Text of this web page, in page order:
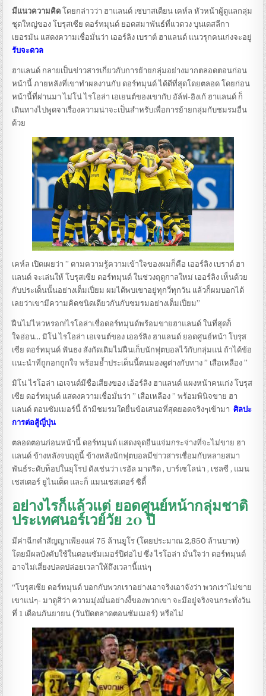
มีแนวความคิด โดยกล่าวว่า ฮาแลนด์ เซบาสเตียน เคห์ล หัวหน้าผู้ดูแลกลุ่ม
ชุดใหญ่ของ โบรุสเซีย ดอร์ทมุนด์ ยอดสมาพันธ์ที่แวดวง บุนเดสลีกา
เยอรมัน แสดงความเชื่อมั่นว่า เออร์ลิง เบราต์ ฮาแลนด์ แนวรุกคนเก่งจะอยู่
รับจะดวล
ฮาแลนด์ กลายเป็นข่าวสารเกี่ยวกับการย้ายกลุ่มอย่างมากตลอดตอนก่อน
หน้านี้ ภายหลังที่เขาทำผลงานกับ ดอร์ทมุนด์ ได้ดีที่สุดโดยตลอด โดยก่อน
หน้านี้ที่ผ่านมา ไม่โน่ ไรโอล่า เอเยนต์ของเขากับ อัล์ฟ-อิงเก้ ฮาแลนด์ ก็
เดินทางไปพูดจาเรื่องความน่าจะเป็นสำหรับเพื่อการย้ายกลุ่มกับชมรมอื่น
ด้วย
เคห์ล เปิดเผยว่า ” ตามความรู้ความเข้าใจของผมก็คือ เออร์ลิง เบราต์ ฮา
แลนด์ จะเล่นให้ โบรุสเซีย ดอร์ทมุนด์ ในช่วงฤดูกาลใหม่ เออร์ลิง เห็นด้วย
กับประเด็นนั้นอย่างเต็มเปี่ยม ผมได้พบเขาอยู่ทุกวี่ทุกวัน แล้วก็ผมบอกได้
เลยว่าเขามีความคิดชนิดเดียวกันกับชมรมอย่างเต็มเปี่ยม”
ฝืนไม่ไหวหรอก!ไรโอล่าเชื่อดอร์ทมุนด์พร้อมขายฮาแลนด์ ในที่สุดก็
ใจอ่อน… มิโน่ ไรโอล่า เอเจนต์ของ เออร์ลิง ฮาแลนด์ ยอดศูนย์หน้า โบรุส
เซีย ดอร์ทมุนด์ ฟันธง สังกัดเดิมไม่ฝืนเก็บนักฟุตบอลไว้กับกลุ่มแน่ ถ้าได้ข้อ
แนะนำที่ถูกอกถูกใจ พร้อมย้ำประเด็นนี้ตนมองดูต่างกับทาง ” เสือเหลือง ”
มิโน่ ไรโอล่า เอเจนต์มีชื่อเสียงของ เอ้อร์ลิง ฮาแลนด์ แผงหน้าคนเก่ง โบรุส
เซีย ดอร์ทมุนด์ แสดงความเชื่อมั่นว่า ” เสือเหลือง ” พร้อมพินิจขาย ฮา
แลนด์ ตอนซัมเมอร์นี้ ถ้ามีชมรมใดยื่นข้อเสนอที่สุดยอดจริงๆเข้ามาศิลปะ
การต่อสู้ญี่ปุ่น
ตลอดตอนก่อนหน้านี้ ดอร์ทมุนด์ แสดงจุดยืนแจ่มกระจ่างที่จะไม่ขาย ฮา
แลนด์ ข้างหลังจบฤดูนี้ ข้างหลังนักฟุตบอลมีข่าวสารเชื่อมกับหลายสมา
พันธ์ระดับท็อปในยุโรป ดังเช่นว่า เรอัล มาดริด , บาร์เซโลน่า , เชลซี , แมน
เชสเตอร์ ยูไนเต็ด และก็ แมนเชสเตอร์ ซิตี้่
อย่างไรก็แล้วแต่ ยอดศูนย์หน้ากลุ่มชาติ
ประเทศนอร์เวย์วัย 20 ปี
มีค่าฉีกคำสัญญาเพียงแค่ 75 ล้านยูโร (โดยประมาณ 2,850 ล้านบาท)
โดยมีผลบังคับใช้ในตอนซัมเมอร์ปีต่อไป ซึ่ง ไรโอล่า มั่นใจว่า ดอร์ทมุนด์
อาจไม่เสี่ยงปลดปล่อยเวลาให้ถึงเวลานี้แน่ๆ
“โบรุสเซีย ดอร์ทมุนด์ บอกกับพวกเราอย่างเอาจริงเอาจังว่า พวกเราไม่ขาย
เขาแน่ๆ- มาดูสิว่า ความมุ่งมั่นอย่างงี้ของพวกเขา จะมีอยู่จริงจนกระทั่งวัน
ที่ 1 เดือนกันยายน (วันปิดตลาดตอนซัมเมอร์) หรือไม่